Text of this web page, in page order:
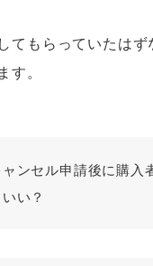
てもらっていたは
。
ャンセル申請後に購入
い？